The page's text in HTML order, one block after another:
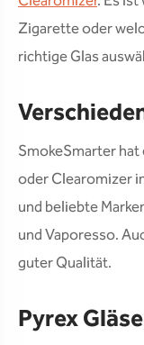
Zigarette oder
richtige Glas
SmokeSmarter
oder Clearomizer
und beliebte
und Vaporesso.
guter Qualität.
Pyrex